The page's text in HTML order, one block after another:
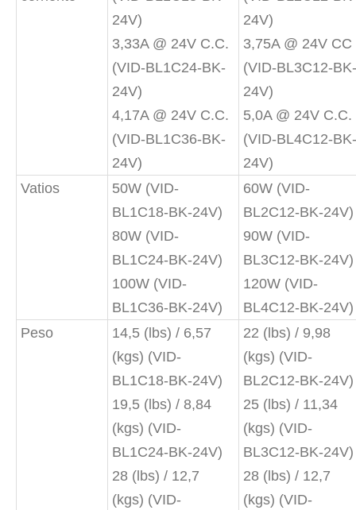
24V)
3,33A @ 24V C.C.
(VID-BL1C24-BK-
24V)
4,17A @ 24V C.C.
(VID-BL1C36-BK-
24V)
24V)
3,75A @ 24V CC
(VID-BL3C12-BK-
24V)
5,0A @ 24V C.C.
(VID-BL4C12-BK-
24V)
Vatios
50W (VID-
BL1C18-BK-24V)
80W (VID-
BL1C24-BK-24V)
100W (VID-
BL1C36-BK-24V)
60W (VID-
BL2C12-BK-24V)
90W (VID-
BL3C12-BK-24V)
120W (VID-
BL4C12-BK-24V)
Peso
14,5 (lbs) / 6,57
(kgs) (VID-
BL1C18-BK-24V)
19,5 (lbs) / 8,84
(kgs) (VID-
BL1C24-BK-24V)
28 (lbs) / 12,7
(kgs) (VID-
22 (lbs) / 9,98
(kgs) (VID-
BL2C12-BK-24V)
25 (lbs) / 11,34
(kgs) (VID-
BL3C12-BK-24V)
28 (lbs) / 12,7
(kgs) (VID-